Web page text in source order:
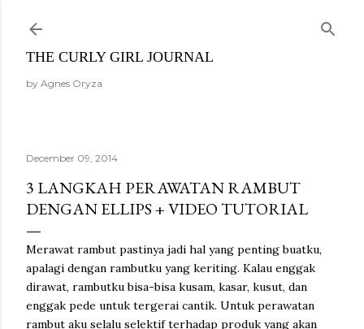
THE CURLY GIRL JOURNAL
by Agnes Oryza
December 09, 2014
3 LANGKAH PERAWATAN RAMBUT
DENGAN ELLIPS + VIDEO TUTORIAL
Merawat rambut pastinya jadi hal yang penting buatku,
apalagi dengan rambutku yang keriting. Kalau enggak
dirawat, rambutku bisa-bisa kusam, kasar, kusut, dan
enggak pede untuk tergerai cantik. Untuk perawatan
rambut aku selalu selektif terhadap produk yang akan